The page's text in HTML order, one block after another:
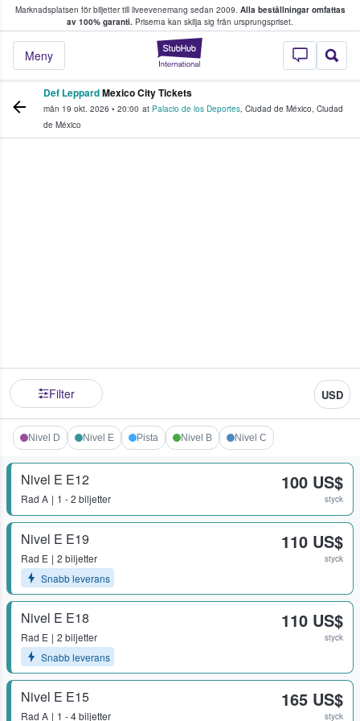
Marknadsplatsen för biljetter till liveevenemang sedan 2009. Alla beställningar omfattas
av 100% garanti. Priserna kan skilja sig från ursprungspriset.
StubHub – där
Meny
köper och säljer biljetter.
Def LeppardMexico City Tickets
mån 19 okt. 2026 • 20:00 at Palacio de los Deportes, Ciudad de México, Ciudad
de México
Filter USD
Nivel D Nivel E Pista Nivel B Nivel C
Nivel E E12
Rad A 1 - 2 biljetter
100 US$
styck
Nivel E E19
Rad E
2 biljetter
Snabb leverans
110 US$
styck
Nivel E E18
Rad E
2 biljetter
Snabb leverans
110 US$
styck
Nivel E E15
Rad A 1 - 4 biljetter
165 US$
styck